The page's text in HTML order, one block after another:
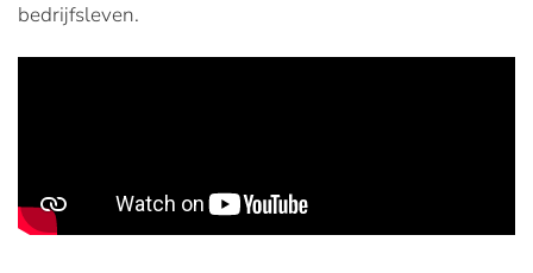
bedrijfsleven.